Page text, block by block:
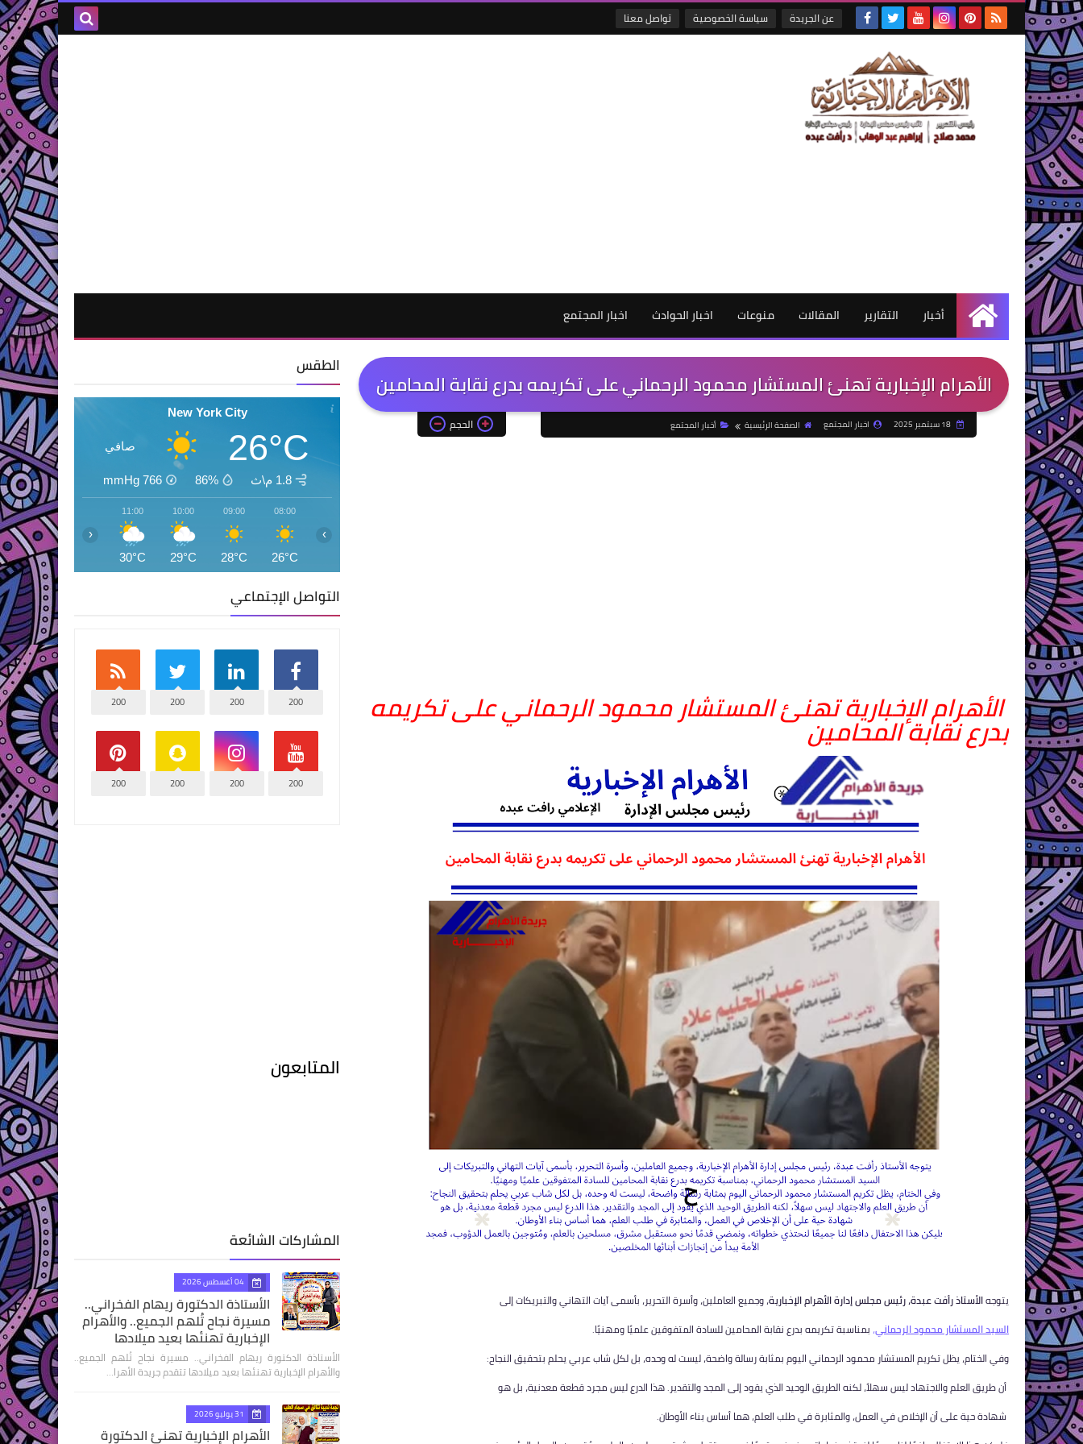
عن الجريدة سياسة الخصوصية تواصل معنا
الرئيسية
أخبار التقارير المقالات منوعات اخبار الحوادث اخبار المجتمع
الأهرام الإخبارية تهنئ المستشار محمود الرحماني على تكريمه بدرع نقابة المحامين
18 سبتمبر 2025 اخبار المجتمع الصفحة الرئيسية أخبار المجتمع الحجم
الأهرام الإخبارية تهنئ المستشار محمود الرحماني على تكريمه
بدرع نقابة المحامين
يتوجهالأستاذ رأفت عبدة، رئيس مجلس إدارة الأهرام الإخبارية، وجميع العاملين، وأسرة التحرير، بأسمى آيات التهاني والتبريكات إلى
السيد المستشار محمود الرحماني، بمناسبة تكريمه بدرع نقابة المحامين للسادة المتفوقين علميًا ومهنيًا.
وفي الختام، يظل تكريم المستشار محمود الرحماني اليوم بمثابة رسالة واضحة، ليست له وحده، بل لكل شاب عربي يحلم بتحقيق النجاح:
أن طريق العلم والاجتهاد ليس سهلاً، لكنه الطريق الوحيد الذي يقود إلى المجد والتقدير. هذا الدرع ليس مجرد قطعة معدنية، بل هو
شهادة حية على أن الإخلاص في العمل، والمثابرة في طلب العلم، هما أساس بناء الأوطان.
الطقس
New York City
26°C صافي
1.8 م\ث 86%
766
mmHg
08:00
26°C
09:00
28°C
10:00
29°C
11:00
30°C
13:00
29°C
‹ ›
التواصل الإجتماعي
200
200
200
200
200
200
200
200
المتابعون
المشاركات الشائعة
04 أغسطس 2026
الأستاذة الدكتورة ريهام الفخراني..
مسيرة نجاح تُلهم الجميع.. والأهرام
الإخبارية تهنئها بعيد ميلادها
الأستاذة الدكتورة ريهام الفخراني.. مسيرة نجاح تُلهم الجميع..
والأهرام الإخبارية تهنئها بعيد ميلادها تتقدم جريدة الأهرا…
31 يوليو 2026
الأهرام الإخبارية تهنئ الدكتورة